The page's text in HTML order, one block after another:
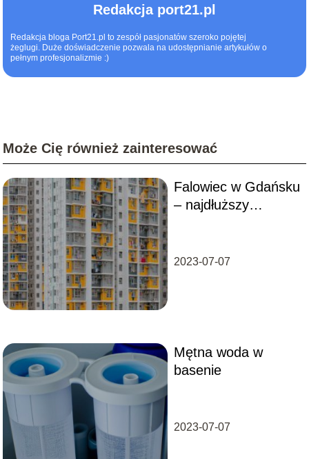
Redakcja port21.pl
Redakcja bloga Port21.pl to zespół pasjonatów szeroko pojętej
żeglugi. Duże doświadczenie pozwala na udostępnianie artykułów o
pełnym profesjonalizmie :)
Może Cię również zainteresować
Falowiec w Gdańsku
– najdłuższy
2023-07-07
Mętna woda w
basenie
2023-07-07